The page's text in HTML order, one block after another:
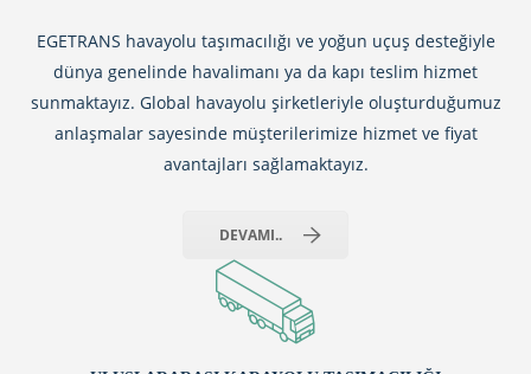
EGETRANS havayolu taşımacılığı ve yoğun uçuş desteğiyle
dünya genelinde havalimanı ya da kapı teslim hizmet
sunmaktayız. Global havayolu şirketleriyle oluşturduğumuz
anlaşmalar sayesinde müşterilerimize hizmet ve fiyat
avantajları sağlamaktayız.
DEVAMI..